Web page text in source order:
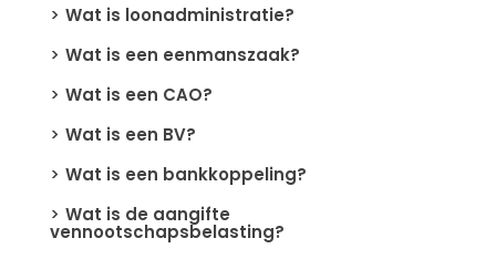
Wat is loonadministratie?
Wat is een eenmanszaak?
Wat is een CAO?
Wat is een BV?
Wat is een bankkoppeling?
Wat is de aangifte
vennootschapsbelasting?